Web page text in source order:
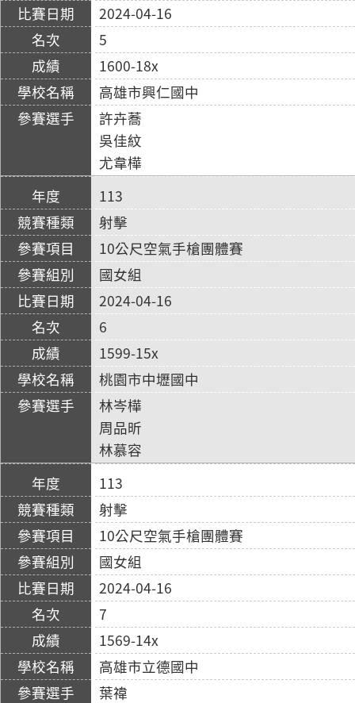
2024-04-16
5
1600-18x
高雄市興仁國中
許卉蕎
吳佳紋
尤韋樺
113
射擊
10公尺空氣手槍團體賽
國女組
2024-04-16
6
1599-15x
桃園市中壢國中
林岑樺
周品昕
林慕容
113
射擊
10公尺空氣手槍團體賽
國女組
2024-04-16
7
1569-14x
高雄市立德國中
葉禕